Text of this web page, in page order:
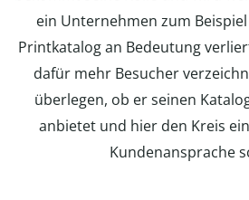
ein Unternehmen zum
Printkatalog an Bedeutung
dafür mehr Besucher
überlegen, ob er seinen
anbietet und hier den Kreis
Kundenansprache